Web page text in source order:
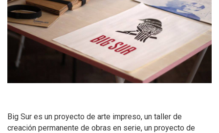
Big Sur es un proyecto de arte impreso, un taller de
creación permanente de obras en serie, un proyecto de